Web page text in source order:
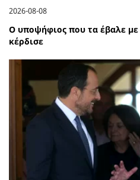
2026-08-08
Ο υποψήφιος που τα έβαλε με
κέρδισε